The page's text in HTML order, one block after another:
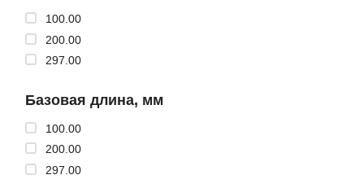
100.00
200.00
297.00
Базовая длина, мм
100.00
200.00
297.00